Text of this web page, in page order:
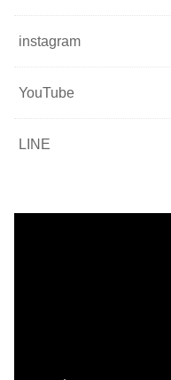
instagram
YouTube
LINE